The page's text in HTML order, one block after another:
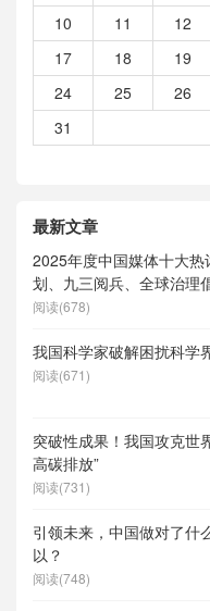
10
11 12
17
18 19
24
25 26
31
最新文章
2025年度中国媒体十大热
划、九三阅兵、全球治理
度求索）、人形机器人、
阅读(678)
我国科学家破解困扰科学
阅读(671)
突破性成果！我国攻克世
高碳排放”
阅读(731)
引领未来，中国做对了什
以？
阅读(748)